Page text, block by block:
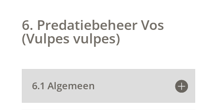
6. Predatiebeheer Vos
(Vulpes vulpes)
6.1 Algemeen